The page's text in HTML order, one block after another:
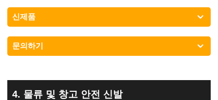
신제품
문의하기
4. 물류 및 창고 안전 신발